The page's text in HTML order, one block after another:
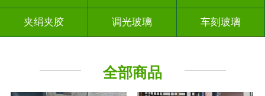
夹绢夹胶 调光玻璃 车刻玻璃
全部商品